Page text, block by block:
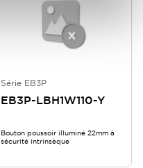
Série EB3P
EB3P-LBH1W110-Y
Bouton poussoir illuminé 22mm à
sécurité intrinsèque